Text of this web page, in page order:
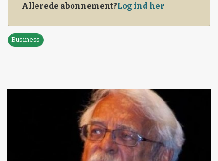
Allerede abonnement?Log ind her
Business